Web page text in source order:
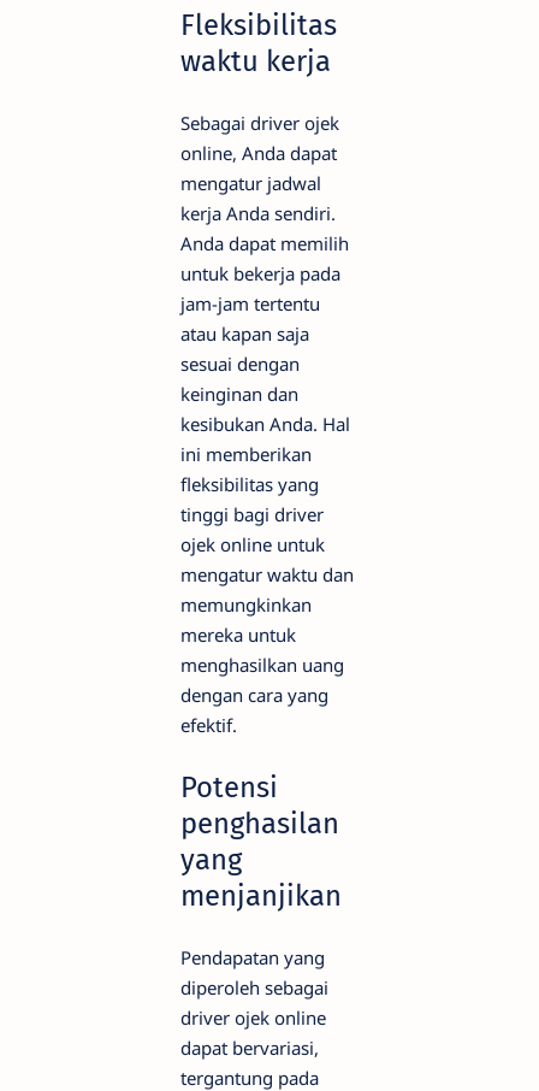
Fleksibilitas
waktu kerja
Sebagai driver ojek
online, Anda dapat
mengatur jadwal
kerja Anda sendiri.
Anda dapat memilih
untuk bekerja pada
jam-jam tertentu
atau kapan saja
sesuai dengan
keinginan dan
kesibukan Anda. Hal
ini memberikan
fleksibilitas yang
tinggi bagi driver
ojek online untuk
mengatur waktu dan
memungkinkan
mereka untuk
menghasilkan uang
dengan cara yang
efektif.
Potensi
penghasilan
yang
menjanjikan
Pendapatan yang
diperoleh sebagai
driver ojek online
dapat bervariasi,
tergantung pada